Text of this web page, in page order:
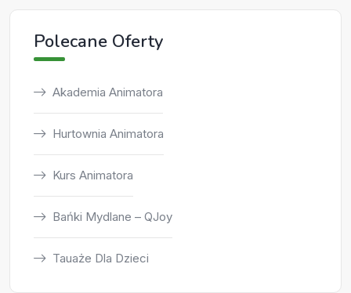
Polecane Oferty
Akademia Animatora
Hurtownia Animatora
Kurs Animatora
Bańki Mydlane – QJoy
Tauaże Dla Dzieci